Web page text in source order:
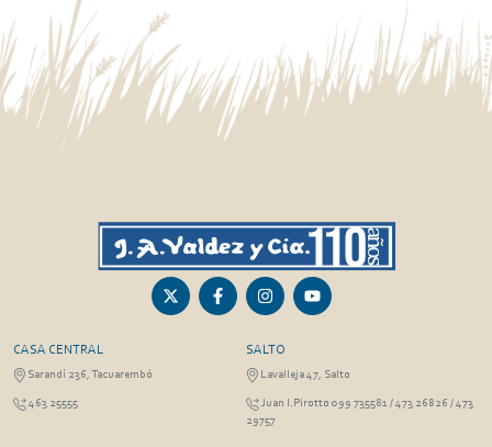
CASA CENTRAL
Sarandí 236, Tacuarembó
463 25555
SALTO
Lavalleja 47, Salto
Juan I.Pirotto 099 735581 / 473 26826 / 473
29757